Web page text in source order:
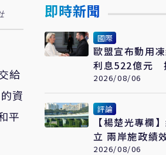
給
資
平
即時新聞
國際
歐盟宣布動用
利息522億元
蘭抗戰
2026/08/06
評論
【楊楚光專欄
立 兩岸施政
2026/08/06